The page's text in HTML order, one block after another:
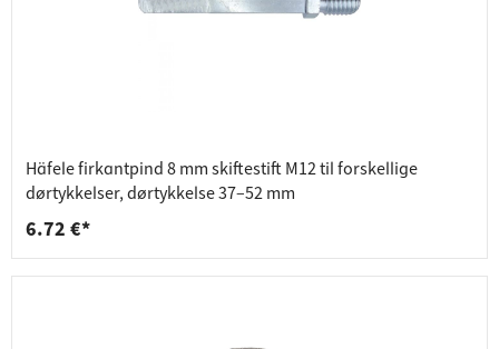
Häfele firkantpind 8 mm skiftestift M12 til forskellige
dørtykkelser, dørtykkelse 37–52 mm
6.72 €*